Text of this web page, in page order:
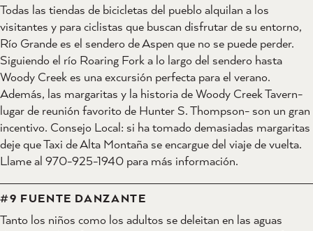
Todas las tiendas de bicicletas del pueblo alquilan a los
visitantes y para ciclistas que buscan disfrutar de su entorno,
Río Grande es el sendero de Aspen que no se puede perder.
Siguiendo el río Roaring Fork a lo largo del sendero hasta
Woody Creek es una excursión perfecta para el verano.
Además, las margaritas y la historia de Woody Creek Tavern-
lugar de reunión favorito de Hunter S. Thompson- son un gran
incentivo. Consejo Local: si ha tomado demasiadas margaritas
deje que Taxi de Alta Montaña se encargue del viaje de vuelta.
Llame al 970-925-1940 para más información.
#9 FUENTE DANZANTE
Tanto los niños como los adultos se deleitan en las aguas